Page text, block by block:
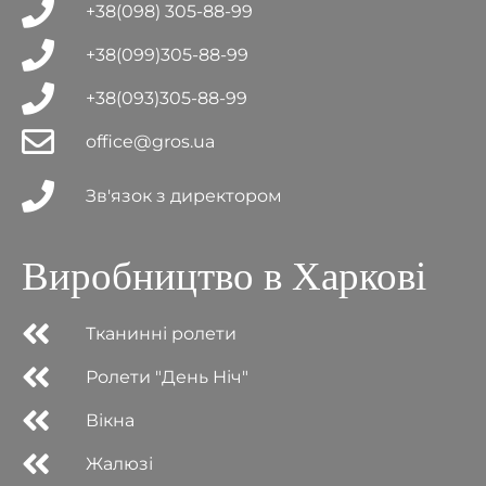
+38(098) 305-88-99
+38(099)305-88-99
+38(093)305-88-99
office@gros.ua
Зв'язок з директором
Виробництво в Харкові
Тканинні ролети
Ролети "День Ніч"
Вікна
Жалюзі